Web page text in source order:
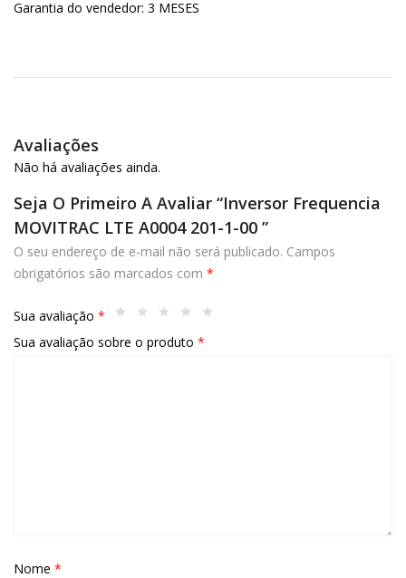
Garantia do vendedor: 3 MESES
Avaliações
Não há avaliações ainda.
Seja O Primeiro A Avaliar “Inversor Frequencia
MOVITRAC LTE A0004 201-1-00 ”
O seu endereço de e-mail não será publicado. Campos
obrigatórios são marcados com *
Sua avaliação *
Sua avaliação sobre o produto *
Nome *